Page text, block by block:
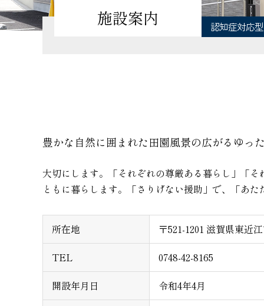
施設案内 認知症対応
豊かな自然に囲まれた田園風景の広がるゆっ
大切にします。「それぞれの尊厳ある暮らし」「そ
ともに暮らします。「さりげない援助」で、「あ
所在地
〒521-1201 滋賀県東近
TEL
0748-42-8165
開設年月日
令和4年4月